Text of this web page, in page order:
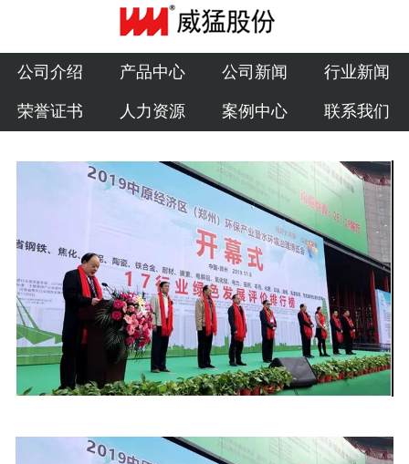
公司介绍
产品中心
公司新闻
行业新闻
荣誉证书
人力资源
案例中心
联系我们
公司介绍 产品中心 公司新闻 行业新闻
荣誉证书 人力资源 案例中心 联系我们